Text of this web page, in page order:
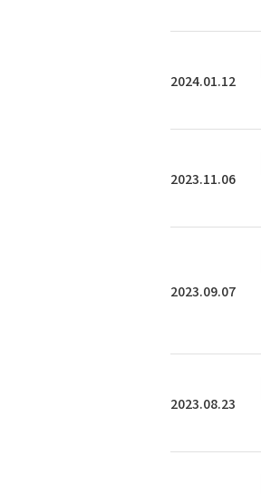
2024.01.12
2023.11.06
2023.09.07
2023.08.23